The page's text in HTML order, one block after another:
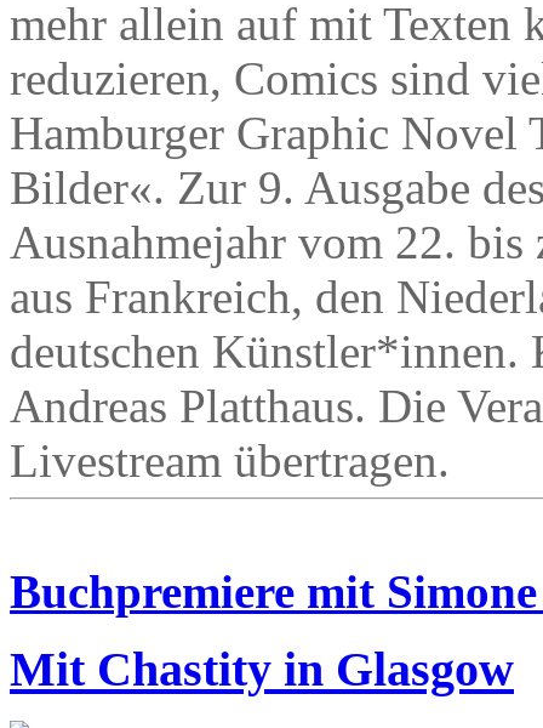
mehr allein auf mit Texten
reduzieren, Comics sind
Hamburger Graphic Novel
Bilder«. Zur 9. Ausgabe
Ausnahmejahr vom 22.
aus Frankreich, den
deutschen
Andreas Platthaus. Die
Livestream übertragen.
Buchpremiere mit
Mit Chastity in Glasgow